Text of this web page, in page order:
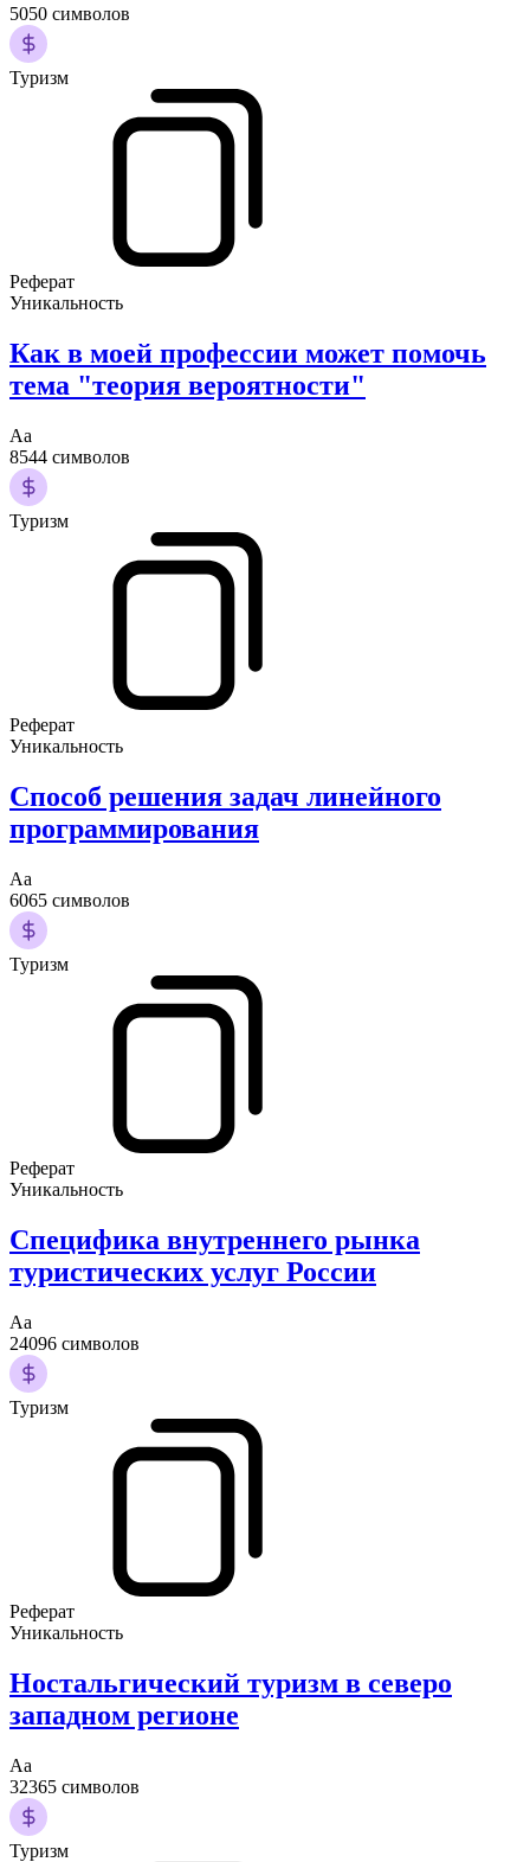
5050 символов
Туризм
Реферат
Уникальность
Как в моей профессии может помочь
тема "теория вероятности"
Аа
8544 символов
Туризм
Реферат
Уникальность
Способ решения задач линейного
программирования
Аа
6065 символов
Туризм
Реферат
Уникальность
Специфика внутреннего рынка
туристических услуг России
Аа
24096 символов
Туризм
Реферат
Уникальность
Ностальгический туризм в северо
западном регионе
Аа
32365 символов
Туризм